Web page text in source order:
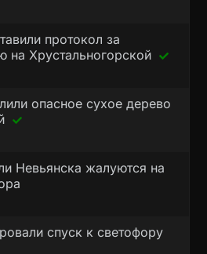
протокол за
на Хрустальногорской
опасное сухое дерево
Невьянска жалуются на
спуск к светофору